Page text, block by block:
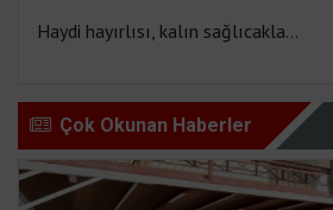
Haydi hayırlısı, kalın sağlıcakla…
Çok Okunan Haberler